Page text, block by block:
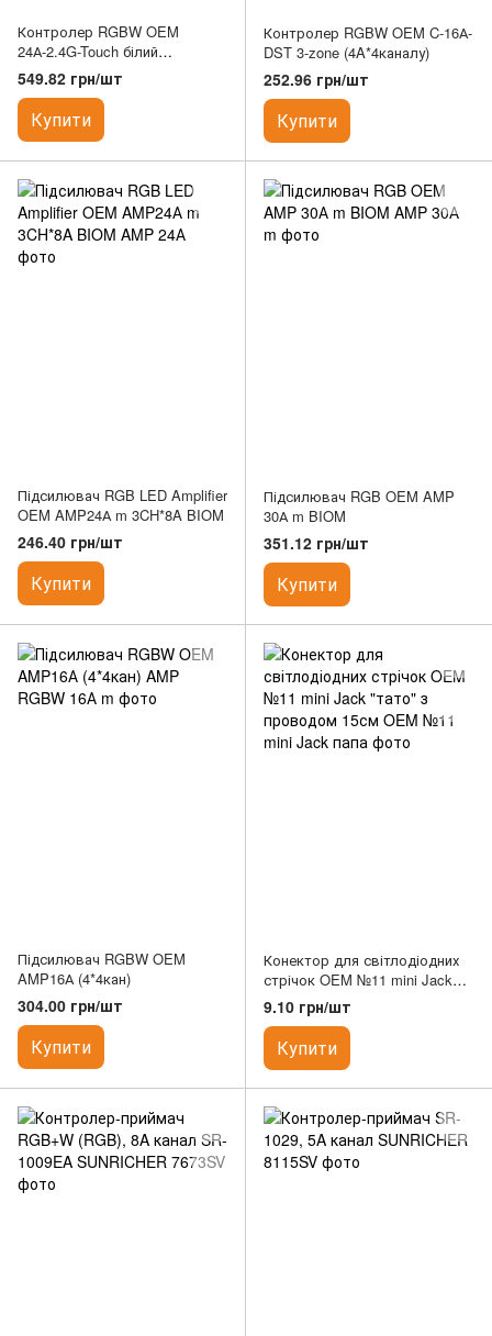
Контролер RGBW OEM
24А-2.4G-Touch білий
(6A*4каналу) для стрічки 5050-
60 RGB-W BIOM
549.82 грн/шт
Купити
Контролер RGBW OEM C-16А-
DST 3-zone (4A*4каналу)
252.96 грн/шт
Купити
Підсилювач RGB LED Amplifier
OEM AMP24А m 3CH*8A BIOM
246.40 грн/шт
Купити
Підсилювач RGB OEM AMP
30А m BIOM
351.12 грн/шт
Купити
Підсилювач RGBW OEM
AMP16А (4*4кан)
304.00 грн/шт
Купити
Конектор для світлодіодних
стрічок OEM №11 mini Jack
"тато" з проводом 15см
9.10 грн/шт
Купити